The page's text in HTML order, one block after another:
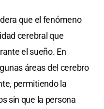
que el fenómeno
cerebral que
el sueño. En
áreas del cerebro
permitiendo la
sin que la persona